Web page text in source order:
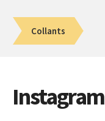
Collants
Instagram